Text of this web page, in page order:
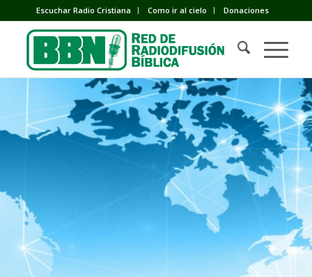
Escuchar Radio Cristiana Como ir al cielo Donaciones